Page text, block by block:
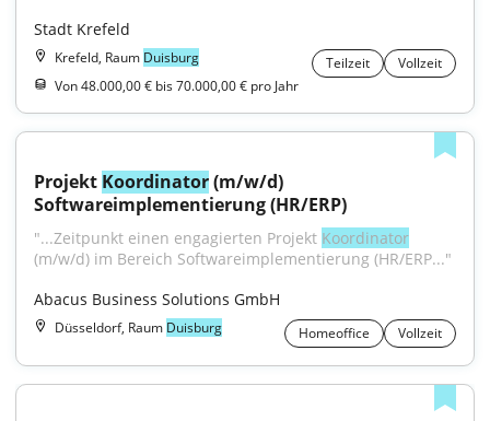
Stadt Krefeld
Krefeld, Raum Duisburg Teilzeit
Vollzeit
Von 48.000,00 € bis 70.000,00 € pro Jahr
Projekt Koordinator (m/w/d)
Softwareimplementierung (HR/ERP)
"...Zeitpunkt einen engagierten Projekt Koordinator
(m/w/d) im Bereich Softwareimplementierung (HR/ERP..."
Abacus Business Solutions GmbH
Düsseldorf, Raum Duisburg Homeoffice Vollzeit